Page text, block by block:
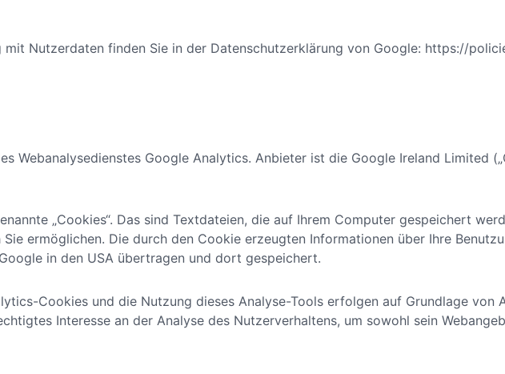
mit Nutzerdaten finden Sie in der Datenschutzerklärung von Google: https://
Webanalysedienstes Google Analytics. Anbieter ist die Google Ireland Limited
„Cookies“. Das sind Textdateien, die auf Ihrem Computer gespeichert
ermöglichen. Die durch den Cookie erzeugten Informationen über Ihre
in den USA übertragen und dort gespeichert.
Cookies und die Nutzung dieses Analyse-Tools erfolgen auf Grundlage von
Interesse an der Analyse des Nutzerverhaltens, um sowohl sein